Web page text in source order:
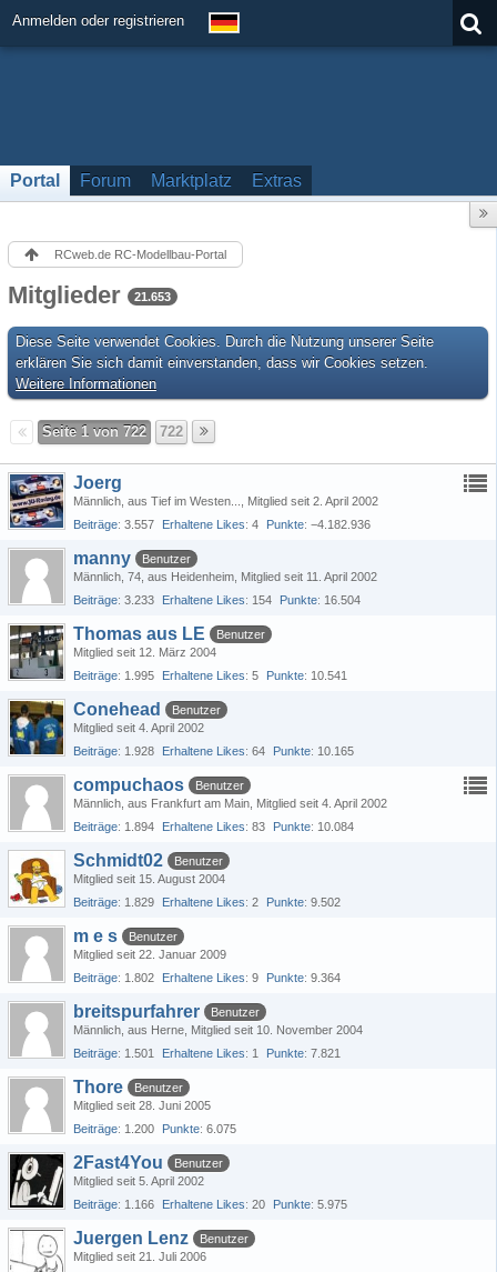
Anmelden oder registrieren
Portal Forum Marktplatz Extras
RCweb.de RC-Modellbau-Portal
Mitglieder 21.653
Diese Seite verwendet Cookies. Durch die Nutzung unserer Seite
erklären Sie sich damit einverstanden, dass wir Cookies setzen.
Weitere Informationen
Seite 1 von 722 722
Joerg
Männlich aus Tief im Westen...
Mitglied seit 2. April 2002
Beiträge 3.557 Erhaltene Likes 4 Punkte −4.182.936
manny
Benutzer
Männlich 74 aus Heidenheim Mitglied seit 11. April 2002
Beiträge 3.233 Erhaltene Likes 154 Punkte 16.504
Thomas aus LE
Benutzer
Mitglied seit 12. März 2004
Beiträge 1.995 Erhaltene Likes 5 Punkte 10.541
Conehead
Benutzer
Mitglied seit 4. April 2002
Beiträge 1.928 Erhaltene Likes 64 Punkte 10.165
compuchaos
Benutzer
Männlich aus Frankfurt am Main Mitglied seit 4. April 2002
Beiträge 1.894 Erhaltene Likes 83 Punkte 10.084
Schmidt02
Benutzer
Mitglied seit 15. August 2004
Beiträge 1.829 Erhaltene Likes 2 Punkte 9.502
m e s
Benutzer
Mitglied seit 22. Januar 2009
Beiträge 1.802 Erhaltene Likes 9 Punkte 9.364
breitspurfahrer
Benutzer
Männlich aus Herne Mitglied seit 10. November 2004
Beiträge 1.501 Erhaltene Likes 1 Punkte 7.821
Thore
Benutzer
Mitglied seit 28. Juni 2005
Beiträge 1.200 Punkte 6.075
2Fast4You
Benutzer
Mitglied seit 5. April 2002
Beiträge 1.166 Erhaltene Likes 20 Punkte 5.975
Juergen Lenz
Benutzer
Mitglied seit 21. Juli 2006